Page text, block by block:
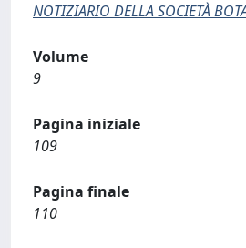
NOTIZIARIO DELLA SOCIETÀ
Volume
9
Pagina iniziale
109
Pagina finale
110